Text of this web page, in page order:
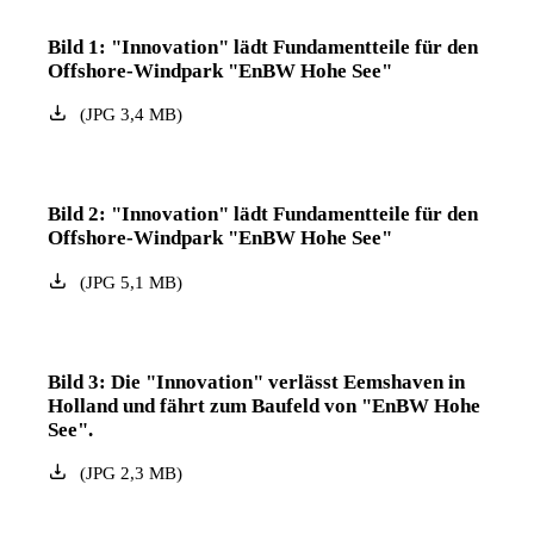
Bild 1: "Innovation" lädt Fundamentteile für den
Offshore-Windpark "EnBW Hohe See"
(JPG3,4 MB)
Bild 2: "Innovation" lädt Fundamentteile für den
Offshore-Windpark "EnBW Hohe See"
(JPG5,1 MB)
Bild 3: Die "Innovation" verlässt Eemshaven in
Holland und fährt zum Baufeld von "EnBW Hohe
See".
(JPG2,3 MB)